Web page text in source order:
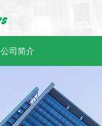
公司简介